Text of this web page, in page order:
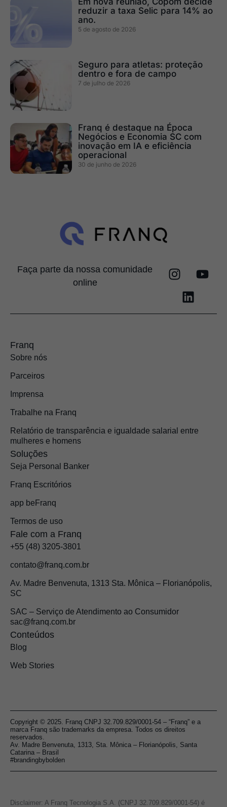
reduzir a taxa Selic para 14% ao
ano.
5 de agosto de 2026
Seguro para atletas: proteção
dentro e fora de campo
7 de julho de 2026
Franq é destaque na Época
Negócios e Economia SC com
inovação em IA e eficiência
operacional
30 de junho de 2026
Faça parte da nossa comunidade
online
Franq
Sobre nós
Parceiros
Imprensa
Trabalhe na Franq
Relatório de transparência e igualdade salarial entre
mulheres e homens
Soluções
Seja Personal Banker
Franq Escritórios
app beFranq
Termos de uso
Fale com a Franq
+55 (48) 3205-3801
contato@franq.com.br
Av. Madre Benvenuta, 1313 Sta. Mônica – Florianópolis,
SC
SAC – Serviço de Atendimento ao Consumidor
sac@franq.com.br
Conteúdos
Blog
Web Stories
Copyright © 2025. Franq CNPJ 32.709.829/0001-54 – “Franq” e a
marca Franq são trademarks da empresa. Todos os direitos
reservados.
Av. Madre Benvenuta, 1313, Sta. Mônica – Florianópolis, Santa
Catarina – Brasil
#brandingbybolden
Disclaimer: A Franq Tecnologia S.A. (CNPJ 32.709.829/0001-54) é